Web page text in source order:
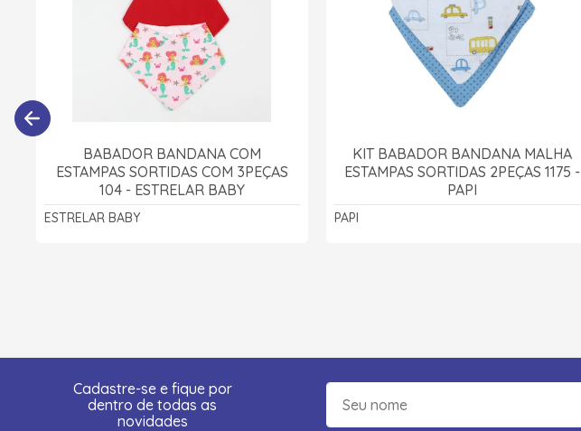
BABADOR BANDANA COM
ESTAMPAS SORTIDAS COM 3PEÇAS
104 - ESTRELAR BABY
ESTRELAR BABY
KIT BABADOR BANDANA MALHA
ESTAMPAS SORTIDAS 2PEÇAS 1175 -
PAPI
PAPI
Cadastre-se e fique por
dentro de todas as
novidades